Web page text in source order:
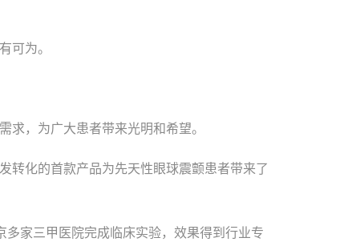
为。
，为广大患者带来光明和希望。
化的首款产品为先天性眼球震颤患者带来了
家三甲医院完成临床实验，效果得到行业专